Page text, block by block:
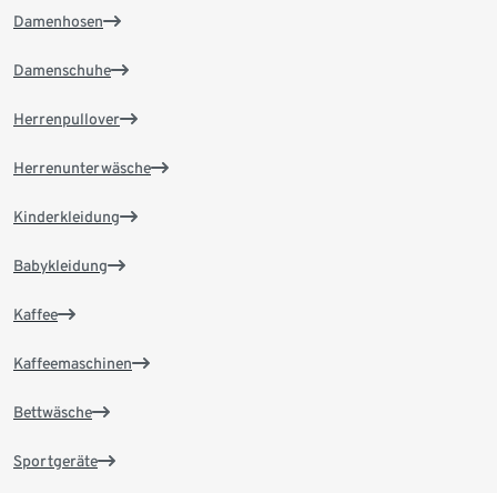
Damenhosen
Damenschuhe
Herrenpullover
Herrenunterwäsche
Kinderkleidung
Babykleidung
Kaffee
Kaffeemaschinen
Bettwäsche
Sportgeräte